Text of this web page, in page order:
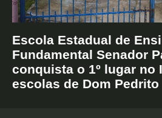
Escola Estadual de
Fundamental Senador
conquista o 1º lugar no
escolas de Dom Pedrito